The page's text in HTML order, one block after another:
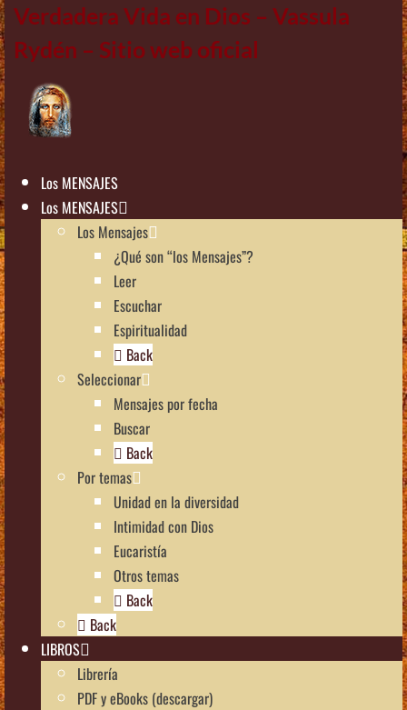
Verdadera Vida en Dios – Vassula
Rydén – Sitio web oficial
Los MENSAJES
Los MENSAJES
Los Mensajes
¿Qué son “los Mensajes”?
Leer
Escuchar
Espiritualidad
Back
Seleccionar
Mensajes por fecha
Buscar
Back
Por temas
Unidad en la diversidad
Intimidad con Dios
Eucaristía
Otros temas
Back
Back
LIBROS
Librería
PDF y eBooks (descargar)